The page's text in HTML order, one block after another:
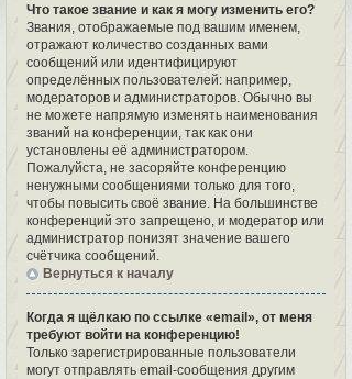
Что такое звание и как я могу изменить его?
Звания, отображаемые под вашим именем,
отражают количество созданных вами
сообщений или идентифицируют
определённых пользователей: например,
модераторов и администраторов. Обычно вы
не можете напрямую изменять наименования
званий на конференции, так как они
установлены её администратором.
Пожалуйста, не засоряйте конференцию
ненужными сообщениями только для того,
чтобы повысить своё звание. На большинстве
конференций это запрещено, и модератор или
администратор понизят значение вашего
счётчика сообщений.
Вернуться к началу
Когда я щёлкаю по ссылке «email», от меня
требуют войти на конференцию!
Только зарегистрированные пользователи
могут отправлять email-сообщения другим